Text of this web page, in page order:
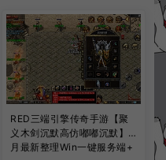
RED三端引擎传奇手游【聚
义木剑沉默高仿嘟嘟沉默】7
月最新整理Win一键服务端+